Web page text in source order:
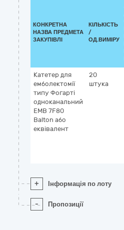
КОНКРЕТНА
НАЗВА ПРЕДМЕТА
ЗАКУПІВЛІ
КІЛЬКІСТЬ
/
ОД.ВИМІРУ
Катетер для
емболектомії
типу Фогарті
одноканальний
ЕМВ 7F80
Balton або
еквівалент
20
штука
+ Інформація по лоту
- Пропозиції